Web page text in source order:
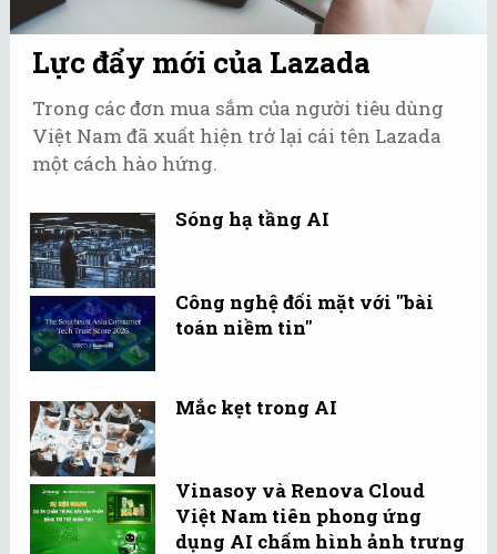
Lực đẩy mới của Lazada
Trong các đơn mua sắm của người tiêu dùng
Việt Nam đã xuất hiện trở lại cái tên Lazada
một cách hào hứng.
Sóng hạ tầng AI
Công nghệ đối mặt với "bài
toán niềm tin"
Mắc kẹt trong AI
Vinasoy và Renova Cloud
Việt Nam tiên phong ứng
dụng AI chấm hình ảnh trưng